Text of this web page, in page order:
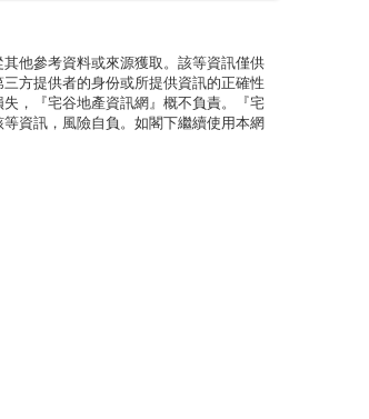
他參考資料或來源獲取。該等資訊僅供
方提供者的身份或所提供資訊的正確性
，『宅谷地產資訊網』概不負責。『宅
資訊，風險自負。如閣下繼續使用本網